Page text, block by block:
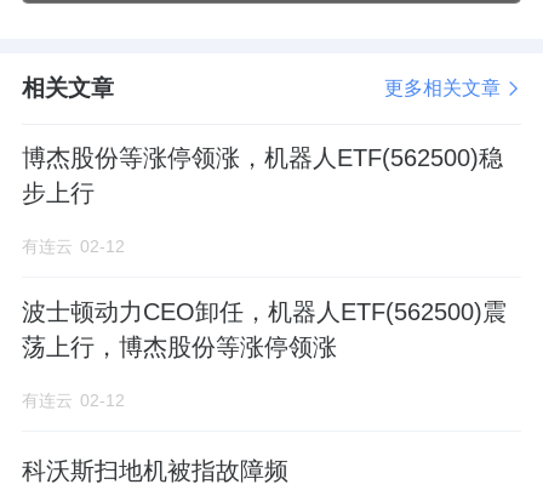
相关文章 更多相关文章
博杰股份等涨停领涨，机器人ETF(562500)稳
步上行
有连云 02-12
波士顿动力CEO卸任，机器人ETF(562500)震
荡上行，博杰股份等涨停领涨
有连云 02-12
科沃斯扫地机被指故障频